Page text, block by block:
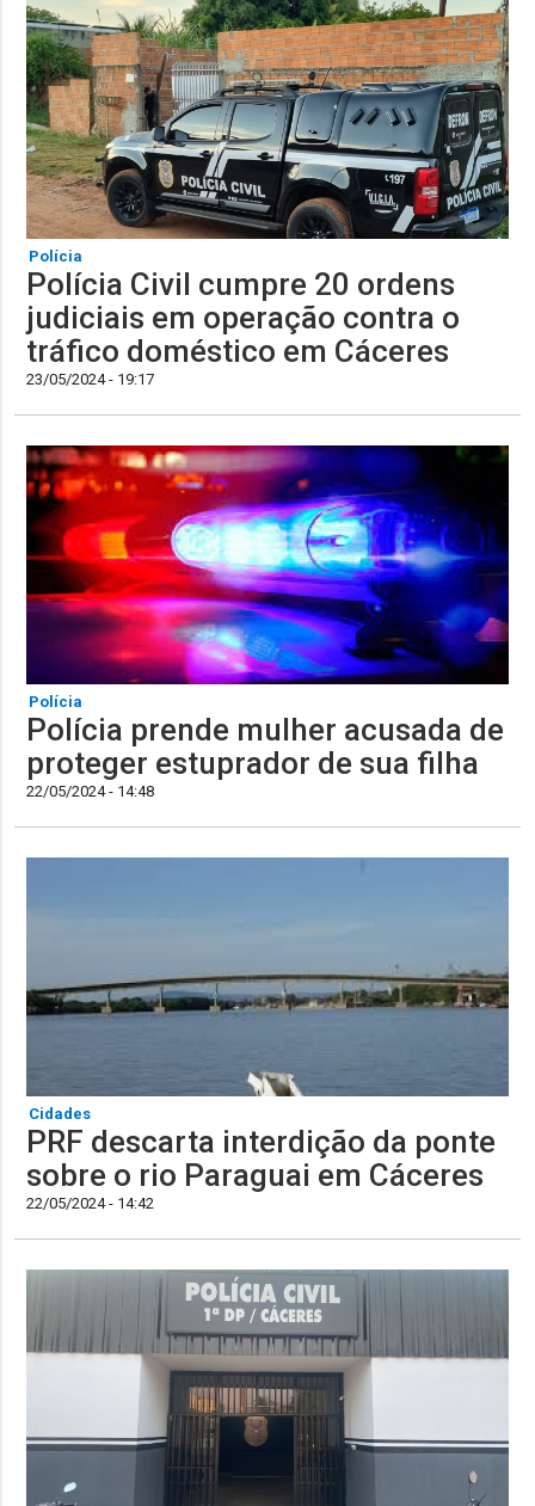
Polícia
Polícia Civil cumpre 20 ordens
judiciais em operação contra o
tráfico doméstico em Cáceres
23/05/2024 - 19:17
Polícia
Polícia prende mulher acusada de
proteger estuprador de sua filha
22/05/2024 - 14:48
Cidades
PRF descarta interdição da ponte
sobre o rio Paraguai em Cáceres
22/05/2024 - 14:42